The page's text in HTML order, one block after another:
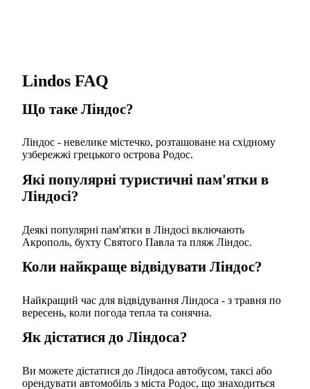
Lindos FAQ
Що таке Ліндос?
Ліндос - невелике містечко, розташоване на східному
узбережжі грецького острова Родос.
Які популярні туристичні пам'ятки в
Ліндосі?
Деякі популярні пам'ятки в Ліндосі включають
Акрополь, бухту Святого Павла та пляж Ліндос.
Коли найкраще відвідувати Ліндос?
Найкращий час для відвідування Ліндоса - з травня по
вересень, коли погода тепла та сонячна.
Як дістатися до Ліндоса?
Ви можете дістатися до Ліндоса автобусом, таксі або
орендувати автомобіль з міста Родос, що знаходиться